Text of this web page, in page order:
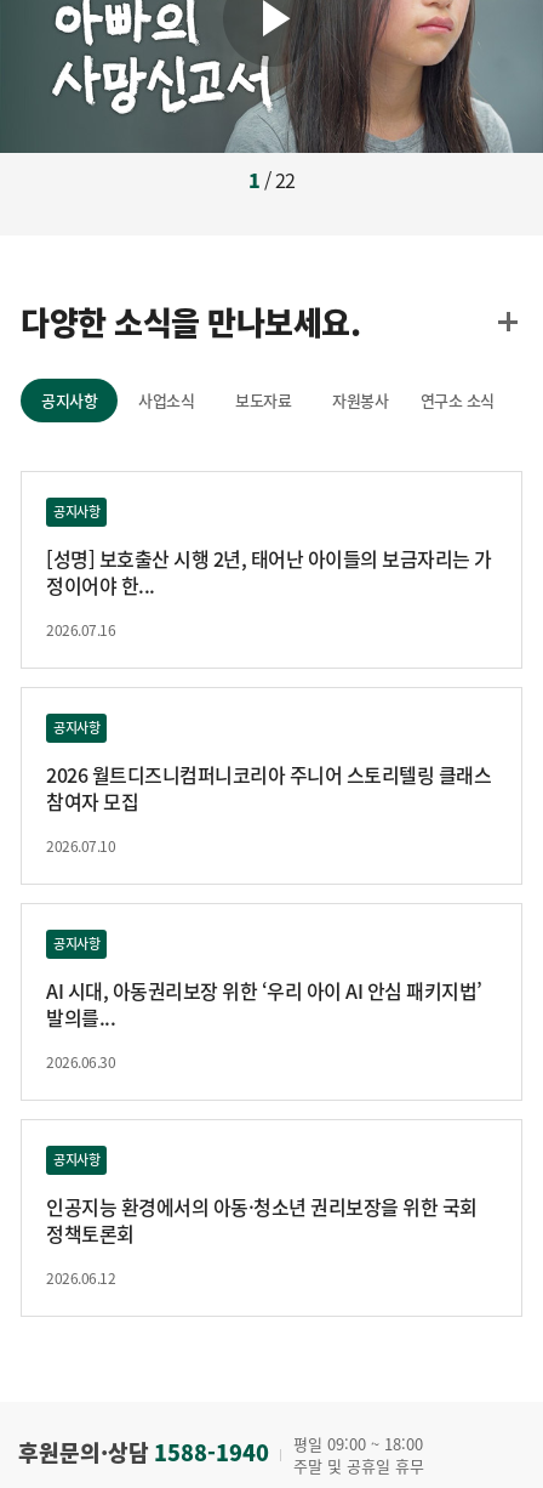
1/ 22
다양한 소식을 만나보세요.
공지사항 사업소식 보도자료 자원봉사 연구소 소식
공지사항
[성명] 보호출산 시행 2년, 태어난 아이들의 보금자리는 가
정이어야 한...
2026.07.16
공지사항
2026 월트디즈니컴퍼니코리아 주니어 스토리텔링 클래스
참여자 모집
2026.07.10
공지사항
AI 시대, 아동권리보장 위한 ‘우리 아이 AI 안심 패키지법’
발의를...
2026.06.30
공지사항
인공지능 환경에서의 아동·청소년 권리보장을 위한 국회
정책토론회
2026.06.12
후원문의·상담1588-1940
평일 09:00 ~ 18:00
주말 및 공휴일 휴무